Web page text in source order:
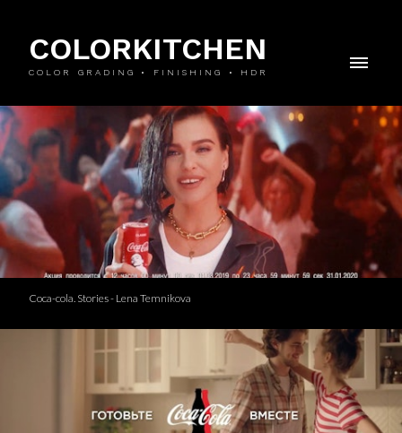
COLORKITCHEN
COLOR GRADING • FINISHING • HDR
Coca-cola. Stories - Lena Temnikova